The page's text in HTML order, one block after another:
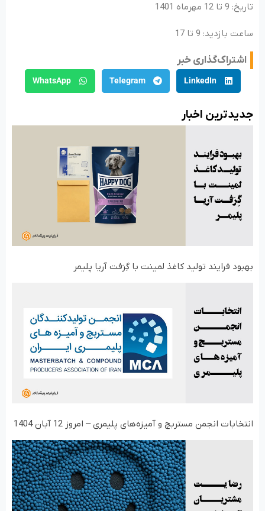
تاریخ: 9 تا 12 مهرماه 1401
ساعت بازدید: 9 تا 17
اشتراک‌گذاری خبر
LinkedIn
Telegram
WhatsApp
جدید‌ترین اخبار
بهبود فرایند تولید کاغذ لمینت با گِرَفت آریا پلیمر
انتخابات انجمن مستربچ و آمیزه‌های پلیمری – امروز 12 آبان 1404